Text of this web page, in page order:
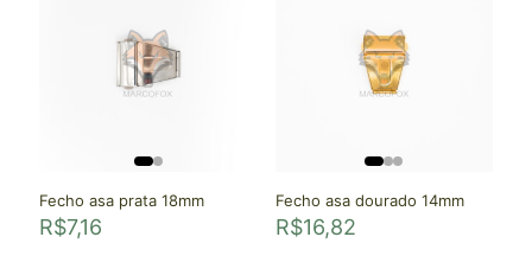
Fecho asa prata 18mm
R$7,16
Fecho asa dourado 14mm
R$16,82